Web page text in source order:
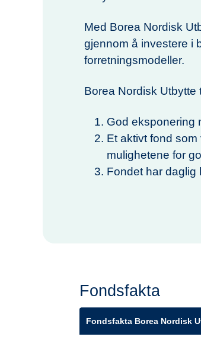
Med Borea Nordisk
gjennom å investere i
forretningsmodeller.
Borea Nordisk Utbytte
God eksponering
Et aktivt fond
mulighetene for
Fondet har daglig
Fondsfakta
Fondsfakta Borea Nordisk